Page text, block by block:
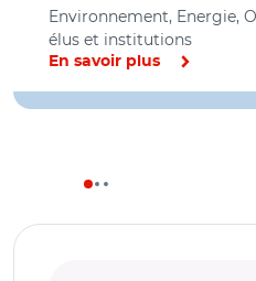
Environnement, Energie,
élus et institutions
En savoir plus